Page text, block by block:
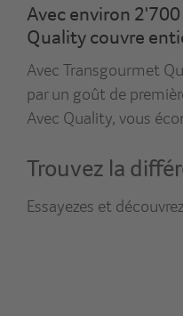
Avec environ
Quality couvre
Avec Transgourmet
par un goût de
Avec Quality, vous
Trouvez la
Essayezes et